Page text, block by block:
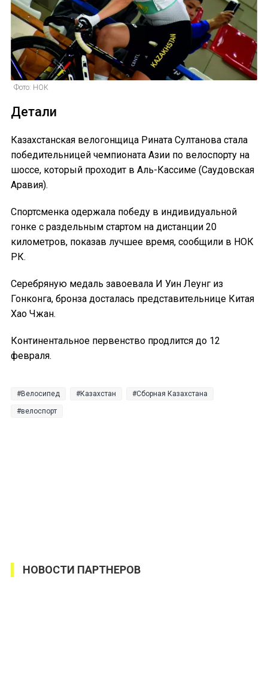
Фото: НОК
Детали
Казахстанская велогонщица Рината Султанова стала
победительницей чемпионата Азии по велоспорту на
шоссе, который проходит в Аль-Кассиме (Саудовская
Аравия).
Спортсменка одержала победу в индивидуальной
гонке с раздельным стартом на дистанции 20
километров, показав лучшее время, сообщили в НОК
РК.
Серебряную медаль завоевала И Уин Леунг из
Гонконга, бронза досталась представительнице Китая
Хао Чжан.
Континентальное первенство продлится до 12
февраля.
Велосипед Казахстан Сборная Казахстана
велоспорт
НОВОСТИ ПАРТНЕРОВ